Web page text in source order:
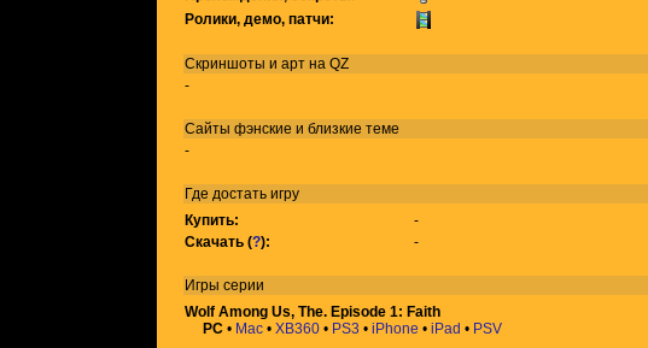
Ролики, демо, патчи:
Скриншоты и арт на QZ
-
Сайты фэнские и близкие теме
-
Где достать игру
Купить:
-
Скачать (?): -
Игры серии
Wolf Among Us, The. Episode 1: Faith
PC • Mac • XB360 • PS3 • iPhone • iPad • PSV